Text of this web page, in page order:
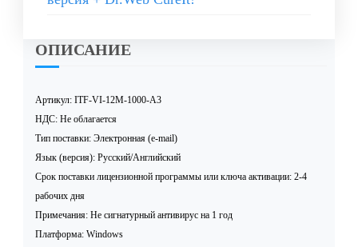
ОПИСАНИЕ
Артикул: ITF-VI-12M-1000-A3
НДС: Не облагается
Тип поставки: Электронная (e-mail)
Язык (версия): Русский/Английский
Срок поставки лицензионной программы или ключа активации: 2-4
рабочих дня
Примечания: Не сигнатурный антивирус на 1 год
Платформа: Windows